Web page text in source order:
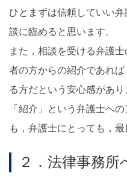
ひとまずは信頼していい
談に臨めると思います。
また，相談を受ける弁護
者の方からの紹介であれ
る方だという安心感があり
「紹介」という弁護士へ
も，弁護士にとっても，
２．法律事務所